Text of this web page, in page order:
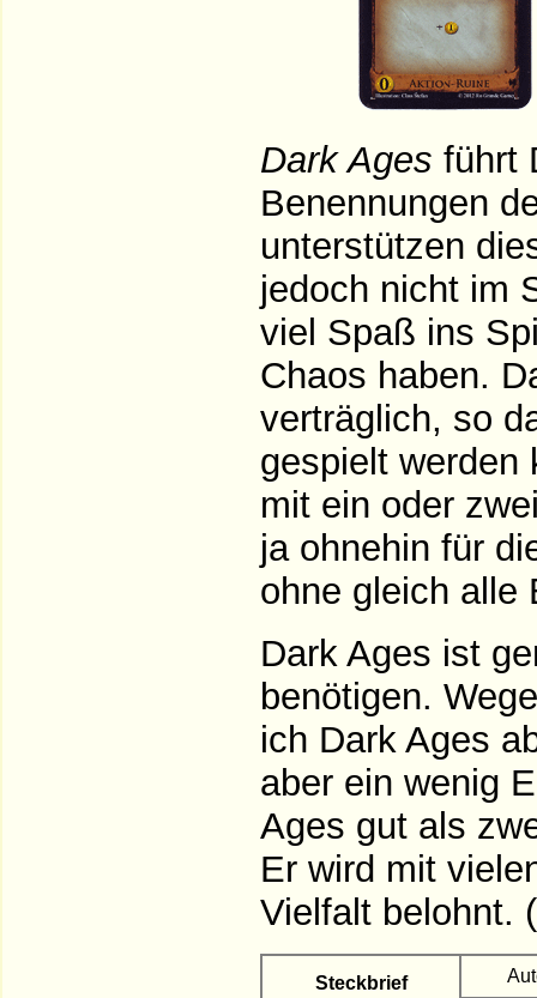
Dark Ages führt
Benennungen
unterstützen
jedoch nicht im
viel Spaß ins
Chaos haben.
verträglich, so
gespielt werden
mit ein oder
ja ohnehin für
ohne gleich alle
Dark Ages ist
benötigen.
ich Dark Ages
aber ein wenig
Ages gut als
Er wird mit
Vielfalt belohnt.
Steckbrief